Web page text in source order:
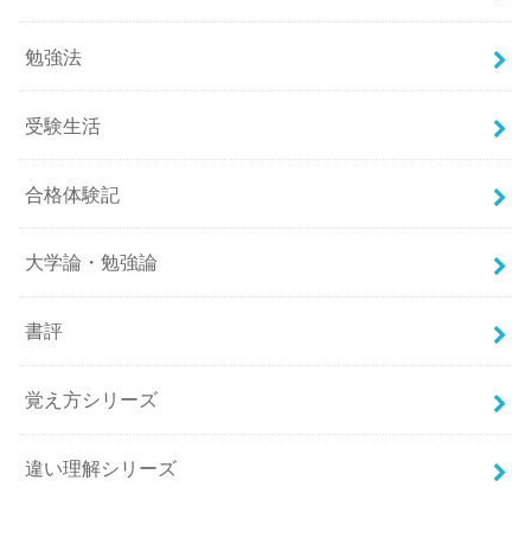
勉強法
受験生活
合格体験記
大学論・勉強論
書評
覚え方シリーズ
違い理解シリーズ